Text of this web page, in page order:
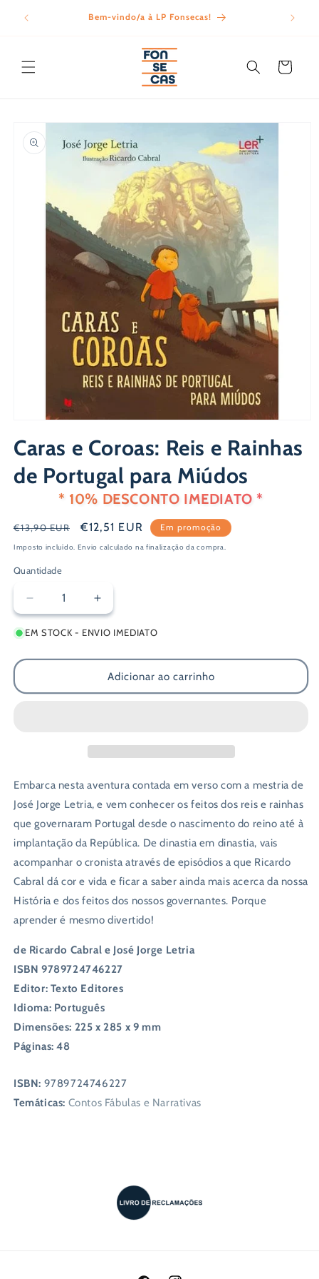
para o
Bem-vindo/a à LP Fonsecas!
Carrinho
informação
do produto
multimédia
1
em
modal
Caras e Coroas: Reis e Rainhas
de Portugal para Miúdos
* 10% DESCONTO IMEDIATO *
Preço
normal
€13,90 EUR
Preço
de
€12,51 EUR Em promoção
Imposto incluído. Envio calculado na finalização da compra.
Quantidade
Diminuir
a
quantidade
Caras
Coroas:
para
Miúdos
Aumentar
a
quantidade
Caras
Coroas:
para
Miúdos
EM STOCK - ENVIO IMEDIATO
Adicionar ao carrinho
Embarca nesta aventura contada em verso com a mestria de
José Jorge Letria, e vem conhecer os feitos dos reis e rainhas
que governaram Portugal desde o nascimento do reino até à
implantação da República. De dinastia em dinastia, vais
acompanhar o cronista através de episódios a que Ricardo
Cabral dá cor e vida e ficar a saber ainda mais acerca da nossa
História e dos feitos dos nossos governantes. Porque
aprender é mesmo divertido!
de Ricardo Cabral e José Jorge Letria
ISBN 9789724746227
Editor: Texto Editores
Idioma: Português
Dimensões: 225 x 285 x 9 mm
Páginas: 48
ISBN: 9789724746227
Temáticas: Contos Fábulas e Narrativas